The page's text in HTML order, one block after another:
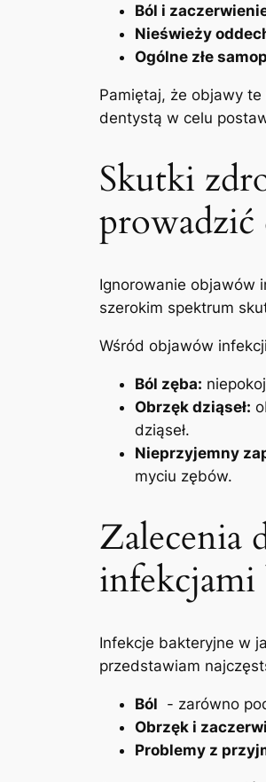
Ból i
Nieświeży
Ogólne złe
Pamiętaj,‍ że objawy
dentystą‌ w celu
Skutki⁤
Ignorowanie ‍objawów
‍szerokim spektrum
Wśród objawów‌
Ból ​zęba:
Obrzęk dziąseł:
dziąseł.
Nieprzyjemny
myciu zębów.
Zalecenia⁣
Infekcje bakteryjne w
przedstawiam
Ból
-​ zarówno‌
Obrzęk ⁤i
Problemy⁤ z